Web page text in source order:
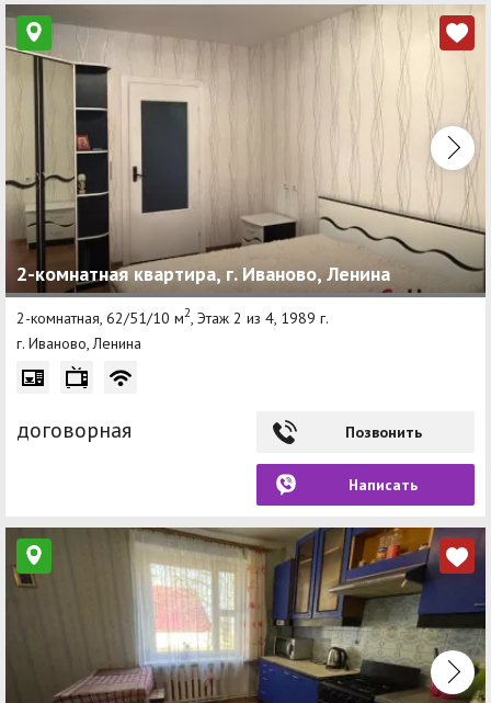
2-комнатная квартира, г. Иваново, Ленина
2-комнатная, 62/51/10 м2 , Этаж 2 из 4, 1989 г.
г. Иваново, Ленина
договорная Позвонить
Написать